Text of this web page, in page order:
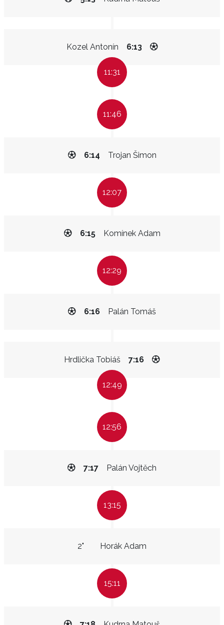
Kozel Antonín 6:13
11:31
11:46
Trojan Šimon
6:14
12:07
Komínek Adam
6:15
12:29
Palán Tomáš
6:16
Hrdlička Tobiáš 7:16
12:49
12:56
Palán Vojtěch
7:17
13:15
Horák Adam
2"
15:11